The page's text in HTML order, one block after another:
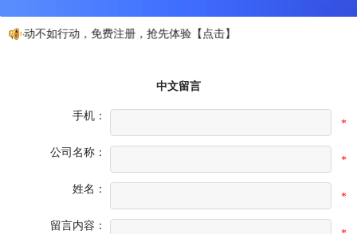
心动不如行动，免费注册，抢先体验【点击】
中文留言
手机：
*
公司名称：
*
姓名：
*
留言内容：